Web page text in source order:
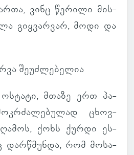
ვინც წე­რილი მის­
გიყ­ვარ­ვარ, მოდი და
შე­უძ­ლე­ბე­ლია
ოს­ტატი, მთაზე ერთ პა­
ცხოვ­
ქოხს ქურდი ეს­
დარ­წმუნდა, რომ მო­სა­